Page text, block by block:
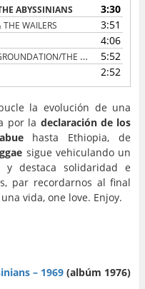
ABYSSINIANS
3:30
WAILERS
3:51
4:06
THE CONGOS
5:52
2:52
la evolución de una
por la declaración de los
hasta Ethiopia, de
sigue vehiculando un
y destaca solidaridad e
par recordarnos al final
una vida, one love. Enjoy.
– 1969(albúm 1976)